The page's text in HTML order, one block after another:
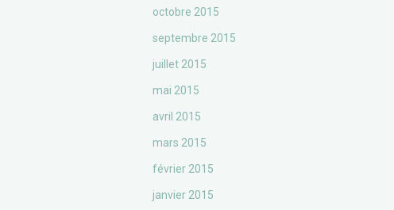
octobre 2015
septembre 2015
juillet 2015
mai 2015
avril 2015
mars 2015
février 2015
janvier 2015